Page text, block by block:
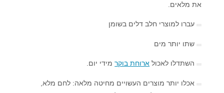
את מלאים.
עברו למוצרי חלב דלים בשומן
שתו יותר מים
השתדלו לאכול ארוחת בוקרמידי יום.
אכלו יותר מוצרים העשויים מחיטה מלאה: לחם מלא,